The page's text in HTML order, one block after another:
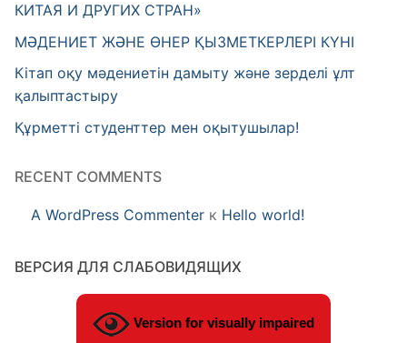
КИТАЯ И ДРУГИХ СТРАН»
МӘДЕНИЕТ ЖӘНЕ ӨНЕР ҚЫЗМЕТКЕРЛЕРІ КҮНІ
Кітап оқу мәдениетін дамыту және зерделі ұлт
қалыптастыру
Құрметті студенттер мен оқытушылар!
RECENT COMMENTS
A WordPress Commenter к Hello world!
ВЕРСИЯ ДЛЯ СЛАБОВИДЯЩИХ
Version for visually impaired